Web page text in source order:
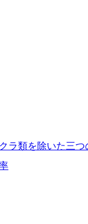
ラ類を除いた三つ